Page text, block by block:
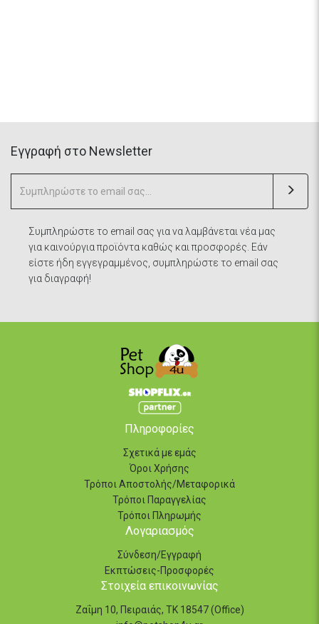
Eγγραφή στο Newsletter
Συμπληρώστε το email σας για να λαμβάνεται νέα μας
για καινούργια προϊόντα καθώς και προσφορές. Εάν
είστε ήδη εγγεγραμμένος, συμπληρώστε το email σας
για διαγραφή!
Πληροφορίες
Σχετικά με εμάς
Όροι Χρήσης
Τρόποι Αποστολής/Μεταφορικά
Τρόποι Παραγγελίας
Τρόποι Πληρωμής
Λογαριασμός
Σύνδεση/Εγγραφή
Εκπτώσεις-Προσφορές
Στοιχεία επικοινωνίας
Ζαΐμη 10, Πειραιάς, ΤΚ 18547 (Office)